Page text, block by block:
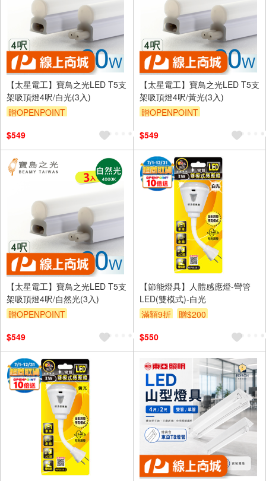
【太星電工】寶鳥之光LED T5支
架吸頂燈4呎/白光(3入)
贈OPENPOINT
$549
【太星電工】寶鳥之光LED T5支
架吸頂燈4呎/黃光(3入)
贈OPENPOINT
$549
【太星電工】寶鳥之光LED T5支
架吸頂燈4呎/自然光(3入)
贈OPENPOINT
$549
【節能燈具】人體感應燈-彎管
LED(雙模式)-白光
滿額9折
贈$200
$550